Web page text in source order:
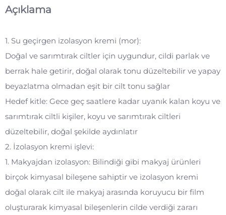
Açıklama
1. Su geçirgen izolasyon kremi (mor):
Doğal ve sarımtırak ciltler için uygundur, cildi parlak ve
berrak hale getirir, doğal olarak tonu düzeltebilir ve yapay
beyazlatma olmadan eşit bir cilt tonu sağlar
Hedef kitle: Gece geç saatlere kadar uyanık kalan koyu ve
sarımtırak ciltli kişiler, koyu ve sarımtırak ciltleri
düzeltebilir, doğal şekilde aydınlatır
2. İzolasyon kremi işlevi:
1. Makyajdan izolasyon: Bilindiği gibi makyaj ürünleri
birçok kimyasal bileşene sahiptir ve izolasyon kremi
doğal olarak cilt ile makyaj arasında koruyucu bir film
oluşturarak kimyasal bileşenlerin cilde verdiği zararı